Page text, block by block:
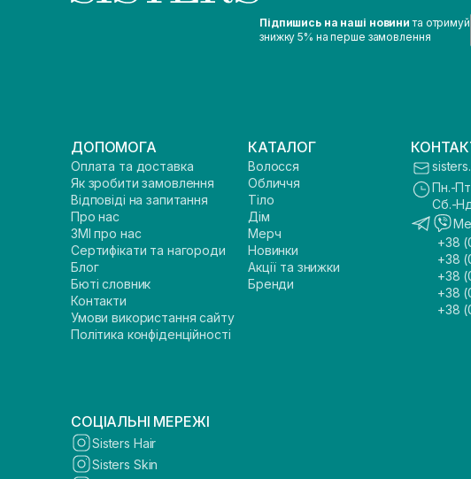
Підпишись на наші новини та отримуй
знижку 5% на перше замовлення
ДОПОМОГА
Оплата та доставка
Як зробити замовлення
Відповіді на запитання
Про нас
ЗМІ про нас
Сертифікати та нагороди
Блог
Бюті словник
Контакти
Умови використання сайту
Політика конфіденційності
КАТАЛОГ
Волосся
Обличчя
Тіло
Дім
Мерч
Новинки
Акції та знижки
Бренди
Пн.-
Сб.-
+38
+38
+38
+38
+38
СОЦІАЛЬНІ МЕРЕЖІ
Sisters Hair
Sisters Skin